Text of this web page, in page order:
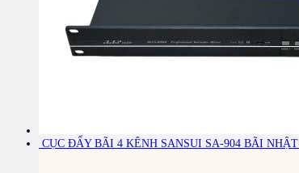
CỤC ĐẨY BÃI 4 KÊNH SANSUI SA-904 BÃI NHẬT